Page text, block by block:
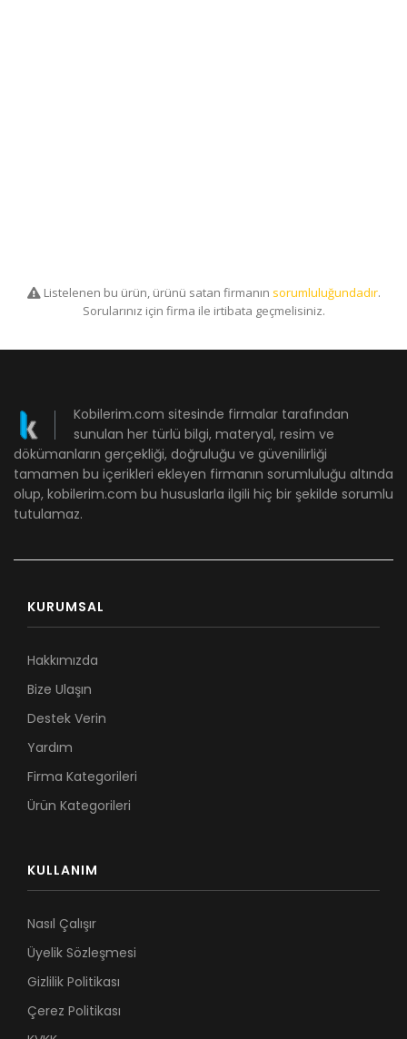
Listelenen bu ürün, ürünü satan firmanın sorumluluğundadır.
Sorularınız için firma ile irtibata geçmelisiniz.
Kobilerim.com sitesinde firmalar tarafından
sunulan her türlü bilgi, materyal, resim ve
dökümanların gerçekliği, doğruluğu ve güvenilirliği
tamamen bu içerikleri ekleyen firmanın sorumluluğu altında
olup, kobilerim.com bu hususlarla ilgili hiç bir şekilde sorumlu
tutulamaz.
KURUMSAL
Hakkımızda
Bize Ulaşın
Destek Verin
Yardım
Firma Kategorileri
Ürün Kategorileri
KULLANIM
Nasıl Çalışır
Üyelik Sözleşmesi
Gizlilik Politikası
Çerez Politikası